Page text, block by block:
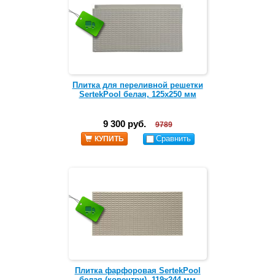
Плитка для переливной решетки
SertekPool белая, 125х250 мм
9 300 руб.
9789
КУПИТЬ
Сравнить
Плитка фарфоровая SertekPool